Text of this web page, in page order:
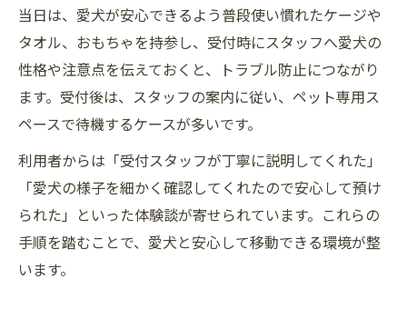
当日は、愛犬が安心できるよう普段使い慣れたケージや
タオル、おもちゃを持参し、受付時にスタッフへ愛犬の
性格や注意点を伝えておくと、トラブル防止につながり
ます。受付後は、スタッフの案内に従い、ペット専用ス
ペースで待機するケースが多いです。
利用者からは「受付スタッフが丁寧に説明してくれた」
「愛犬の様子を細かく確認してくれたので安心して預け
られた」といった体験談が寄せられています。これらの
手順を踏むことで、愛犬と安心して移動できる環境が整
います。